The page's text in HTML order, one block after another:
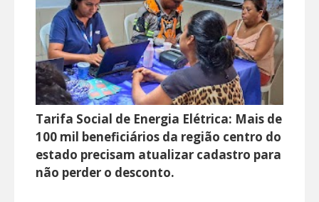
Tarifa Social de Energia Elétrica: Mais de
100 mil beneficiários da região centro do
estado precisam atualizar cadastro para
não perder o desconto.